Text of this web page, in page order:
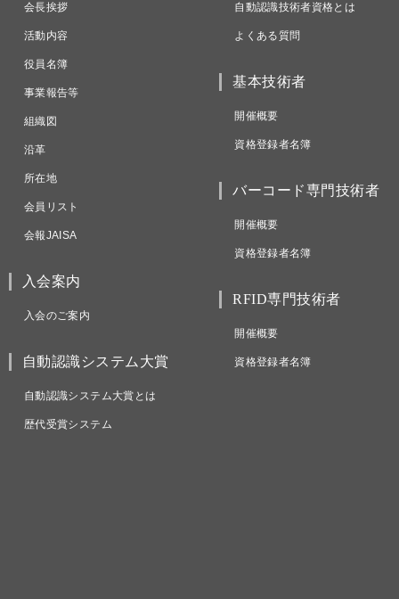
会長挨拶
活動内容
役員名簿
事業報告等
組織図
沿革
所在地
会員リスト
会報JAISA
入会案内
入会のご案内
自動認識システム大賞
自動認識システム大賞とは
歴代受賞システム
自動認識技術者資格とは
よくある質問
基本技術者
開催概要
資格登録者名簿
バーコード専門技術者
開催概要
資格登録者名簿
RFID専門技術者
開催概要
資格登録者名簿